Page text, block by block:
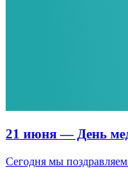
21 июня — День
Сегодня мы